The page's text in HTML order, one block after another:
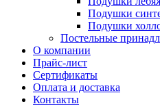
Подушки
Подушки
Постельные
О компании
Прайс-лист
Сертификаты
Оплата и доставка
Контакты